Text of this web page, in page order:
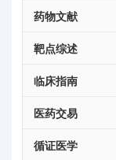
药物文献
靶点综述
临床指南
医药交易
循证医学